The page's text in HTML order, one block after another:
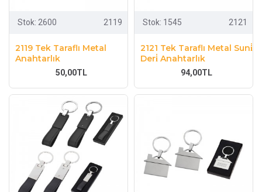
Stok: 2600 2119
2119 Tek Taraflı Metal
Anahtarlık
50,00TL
Stok: 1545 2121
2121 Tek Taraflı Metal Suni̇
Deri̇ Anahtarlık
94,00TL